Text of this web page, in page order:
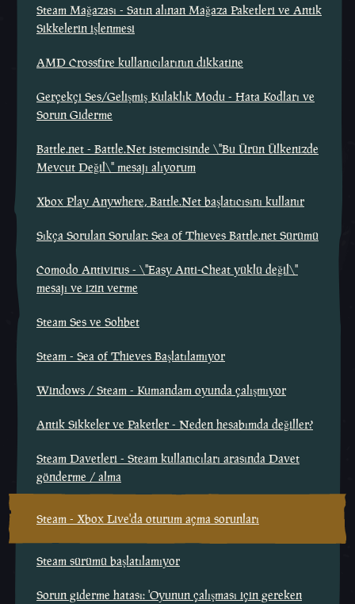
Steam Mağazası - Satın alınan Mağaza Paketleri ve Antik
Sikkelerin işlenmesi
AMD Crossfire kullanıcılarının dikkatine
Gerçekçi Ses/Gelişmiş Kulaklık Modu - Hata Kodları ve
Sorun Giderme
Battle.net - Battle.Net istemcisinde \"Bu Ürün Ülkenizde
Mevcut Değil\" mesajı alıyorum
Xbox Play Anywhere, Battle.Net başlatıcısını kullanır
Sıkça Sorulan Sorular: Sea of Thieves Battle.net Sürümü
Comodo Antivirus - \"Easy Anti-Cheat yüklü değil\"
mesajı ve izin verme
Steam Ses ve Sohbet
Steam - Sea of Thieves Başlatılamıyor
Windows / Steam - Kumandam oyunda çalışmıyor
Antik Sikkeler ve Paketler - Neden hesabımda değiller?
Steam Davetleri - Steam kullanıcıları arasında Davet
gönderme / alma
Steam - Xbox Live'da oturum açma sorunları
Steam sürümü başlatılamıyor
Sorun giderme hatası: 'Oyunun çalışması için gereken